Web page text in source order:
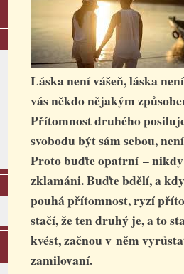
Láska není vášeň, láska
vás někdo nějakým
Přítomnost druhého
svobodu být sám sebou,
Proto buďte opatrní –
zklamáni. Buďte bdělí, a
pouhá přítomnost, ryzí
stačí, že ten druhý je, a to
kvést, začnou v něm
zamilovaní.